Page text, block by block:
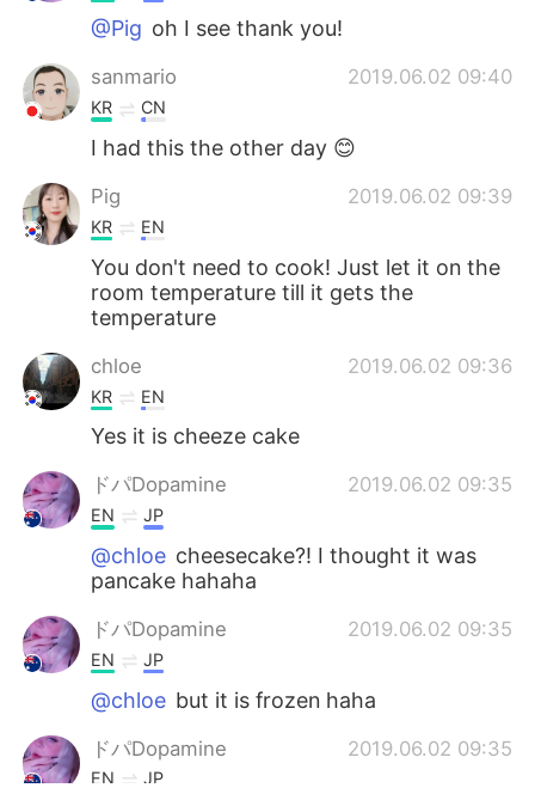
@Pig oh I see thank you!
sanmario 2019.06.02 09:40
KR CN
I had this the other day 😊
Pig 2019.06.02 09:39
KR EN
You don't need to cook! Just let it on the
room temperature till it gets the
temperature
chloe 2019.06.02 09:36
KR EN
Yes it is cheeze cake
ドパDopamine 2019.06.02 09:35
EN JP
@chloe cheesecake?! I thought it was
pancake hahaha
ドパDopamine 2019.06.02 09:35
EN JP
@chloe but it is frozen haha
ドパDopamine 2019.06.02 09:35
EN JP